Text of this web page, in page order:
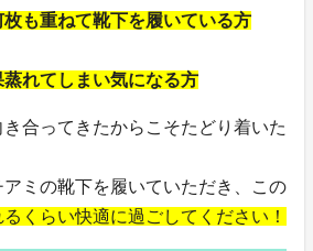
枚も重ねて靴下を履いている方
蒸れてしまい気になる方
合ってきたからこそたどり着いた
ミの靴下を履いていただき、この
るくらい快適に過ごしてください！